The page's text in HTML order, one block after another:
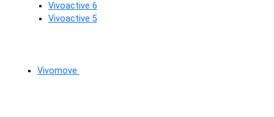
Vivoactive 6
Vivoactive 5
Vivomove